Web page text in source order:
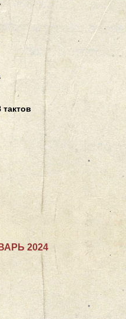
2024